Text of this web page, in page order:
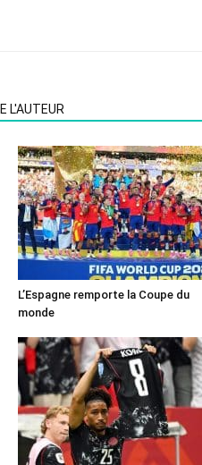
L'AUTEUR
L’Espagne remporte la Coupe du
monde